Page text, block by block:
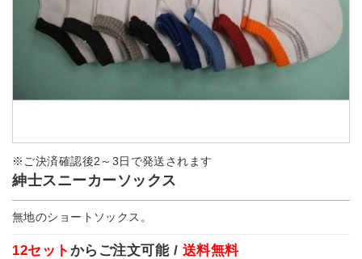
※ご決済確認後2～3日で発送されます
紳士スニーカーソックス
無地のショートソックス。
12セット からご注文可能 / 送料無料